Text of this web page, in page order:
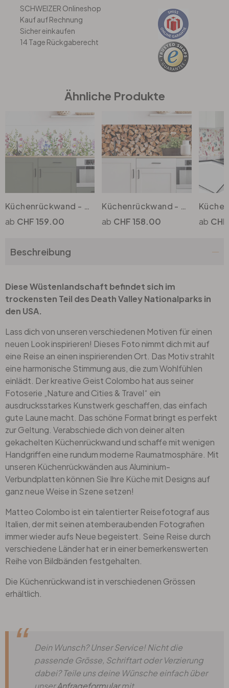
Büro
SCHWEIZER Onlineshop
Kauf auf Rechnung
Sicher einkaufen
14 Tage Rückgaberecht
Ähnliche Produkte
Küchenrückwand - Alu Dibond - Sommerwiese
CHF 159.00
Küchenrückwand - Alu-Dibond - Holz
CHF 158.00
Beschreibung
Diese Wüstenlandschaft befindet sich im
trockensten Teil des Death Valley Nationalparks in
den USA.
Lass dich von unseren verschiedenen Motiven für einen
neuen Look inspirieren! Dieses Foto nimmt dich mit auf
eine Reise an einen inspirierenden Ort. Das Motiv strahlt
eine harmonische Stimmung aus, die zum Wohlfühlen
einlädt. Der kreative Geist Colombo hat aus seiner
Fotoserie „Nature and Cities & Travel“ ein
ausdrucksstarkes Kunstwerk geschaffen, das einfach
gute Laune macht. Das schöne Format bringt es perfekt
zur Geltung. Verabschiede dich von deiner alten
gekachelten Küchenrückwand und schaffe mit wenigen
Handgriffen eine rundum moderne Raumatmosphäre. Mit
unseren Küchenrückwänden aus Aluminium-
Verbundplatten können Sie Ihre Küche mit Designs auf
ganz neue Weise in Szene setzen!
Matteo Colombo ist ein talentierter Reisefotograf aus
Italien, der mit seinen atemberaubenden Fotografien
immer wieder aufs Neue begeistert. Seine Reise durch
verschiedene Länder hat er in einer bemerkenswerten
Reihe von Bildbänden festgehalten.
Die Küchenrückwand ist in verschiedenen Grössen
erhältlich.
Dein Wunsch? Unser Service! Nicht die
passende Grösse, Schriftart oder Verzierung
dabei? Teile uns deine Wünsche einfach über
unserAnfrageformularmit.